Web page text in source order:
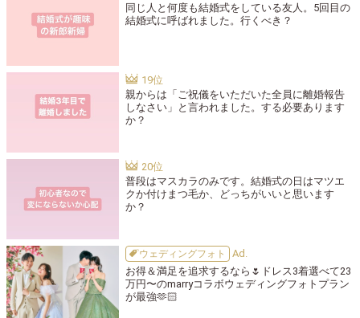
同じ人と何度も結婚式をしている友人。5回目の
結婚式に呼ばれました。行くべき？
親からは「ご祝儀をいただいた全員に離婚報告
しなさい」と言われました。する必要あります
か？
普段はマスカラのみです。結婚式の日はマツエ
クか付けまつ毛か、どっちがいいと思います
か？
ウェディングフォト
お得＆満足を追求するなら🌷ドレス3着選べて23
万円〜のmarryコラボウェディングフォトプラン
が最強🫶🏻